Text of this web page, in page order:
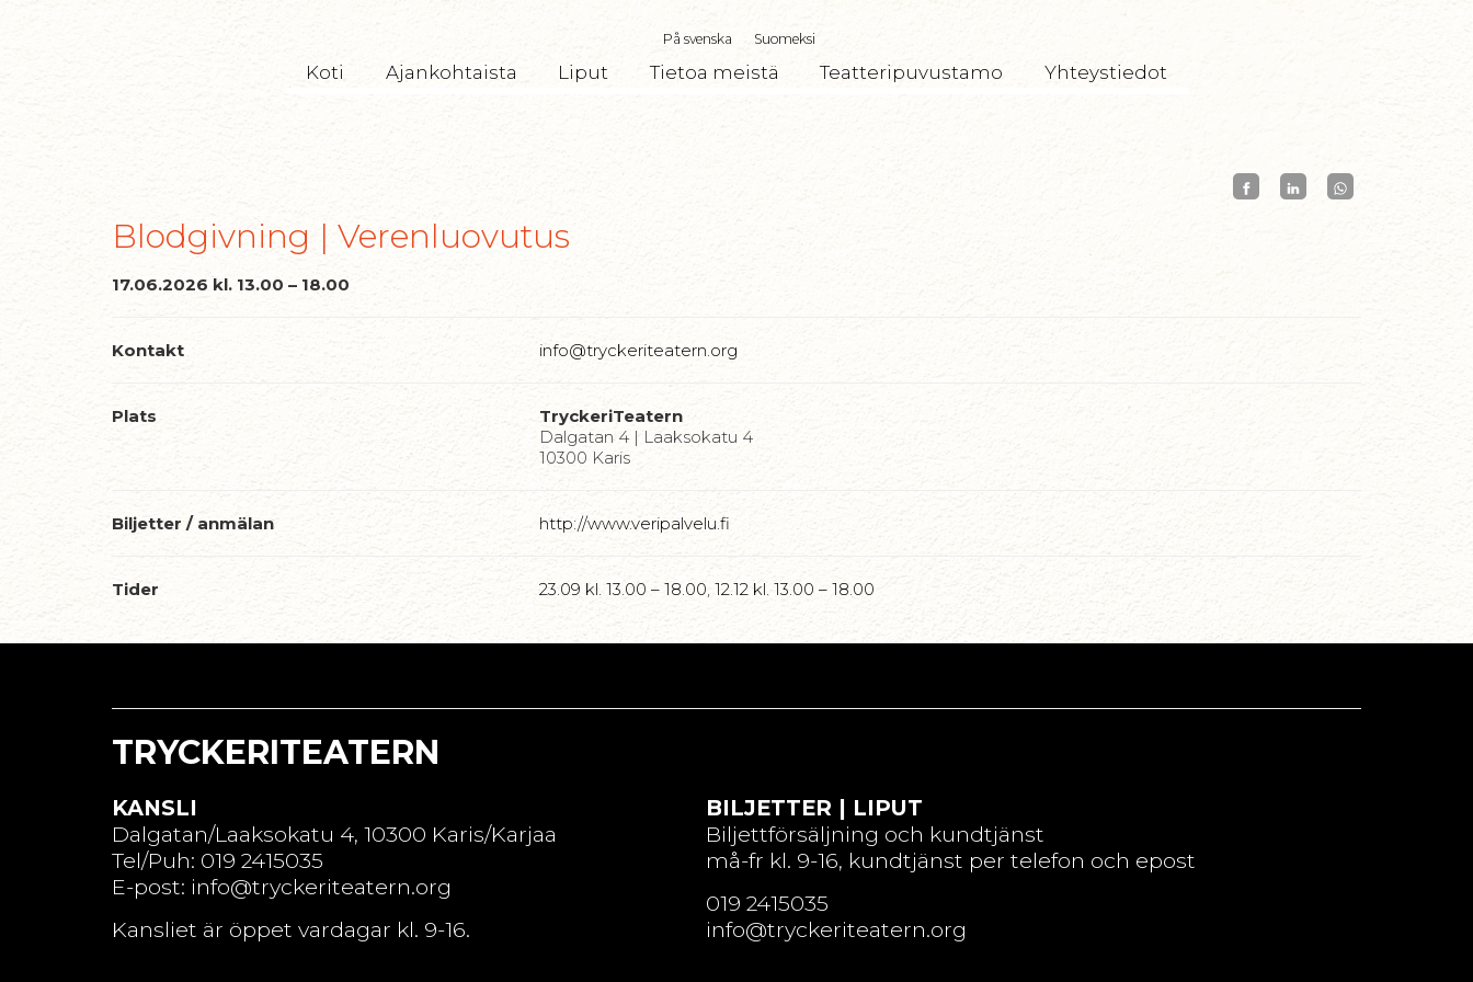
På svenska Suomeksi
Koti Ajankohtaista Liput Tietoa meistä Teatteripuvustamo Yhteystiedot
Blodgivning | Verenluovutus
17.06.2026 kl. 13.00 – 18.00
Kontakt info@tryckeriteatern.org
Plats
TryckeriTeatern
Dalgatan 4 | Laaksokatu 4
10300 Karis
Biljetter / anmälan http://www.veripalvelu.fi
Tider 23.09 kl. 13.00 – 18.00 12.12 kl. 13.00 – 18.00
TRYCKERITEATERN
KANSLI
Dalgatan/Laaksokatu 4, 10300 Karis/Karjaa
Tel/Puh: 019 2415035
E-post: info@tryckeriteatern.org
Kansliet är öppet vardagar kl. 9-16.
BILJETTER | LIPUT
Biljettförsäljning och kundtjänst
må-fr kl. 9-16, kundtjänst per telefon och epost
019 2415035
info@tryckeriteatern.org